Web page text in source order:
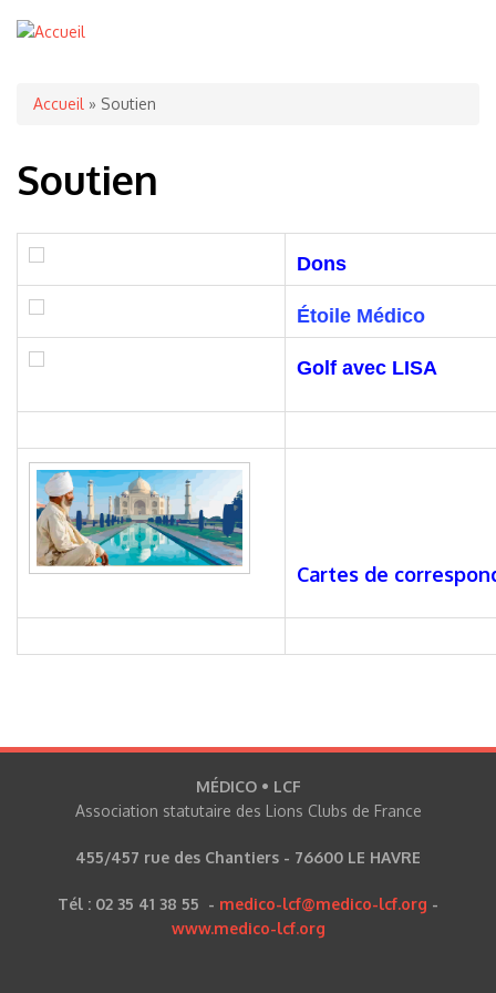
Vous êtes ici
Accueil » Soutien
Soutien
Dons
Étoile Médico
Golf avec LISA
Cartes de
MÉDICO • LCF
Association statutaire des Lions Clubs de France
455/457 rue des Chantiers - 76600 LE HAVRE
Tél : 02 35 41 38 55 - medico-lcf@medico-lcf.org -
www.medico-lcf.org